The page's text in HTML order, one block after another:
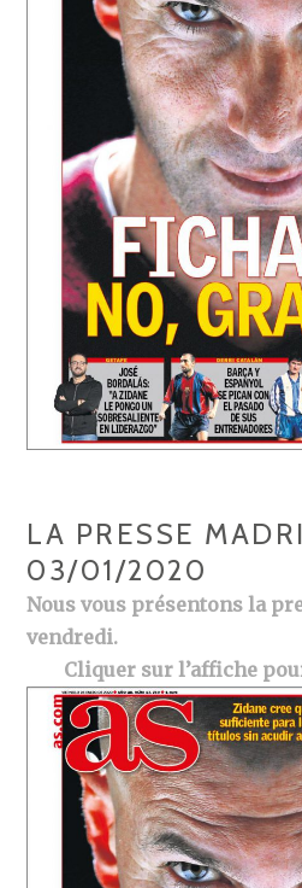
LA PRESSE
03/01/2020
Nous vous présentons la
vendredi.
Cliquer sur l’affiche